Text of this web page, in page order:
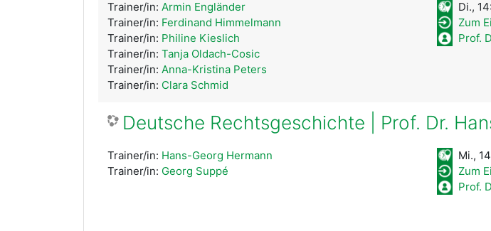
Di.,
Zum
Prof.
Trainer/in: Armin Engländer
Trainer/in: Ferdinand Himmelmann
Trainer/in: Philine Kieslich
Trainer/in: Tanja Oldach-Cosic
Trainer/in: Anna-Kristina Peters
Trainer/in: Clara Schmid
Deutsche Rechtsgeschichte | Prof. Dr.
Mi.,
Zum
Prof.
Trainer/in: Hans-Georg Hermann
Trainer/in: Georg Suppé